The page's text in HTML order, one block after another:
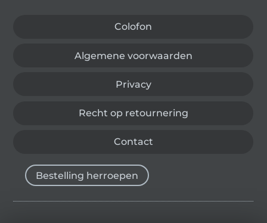
Colofon
Algemene voorwaarden
Privacy
Recht op retournering
Contact
Bestelling herroepen